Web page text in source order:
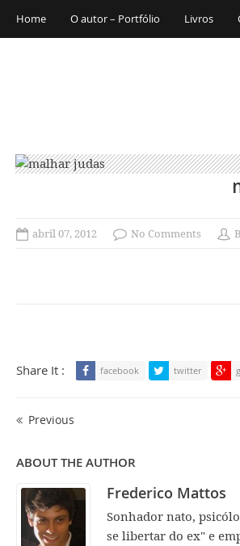
Home O autor – Portfólio Livros
abril 07, 2012 No Comments
Share It : facebook twitter
Previous
ABOUT THE AUTHOR
Frederico Mattos
Sonhador nato,
se libertar do ex" e